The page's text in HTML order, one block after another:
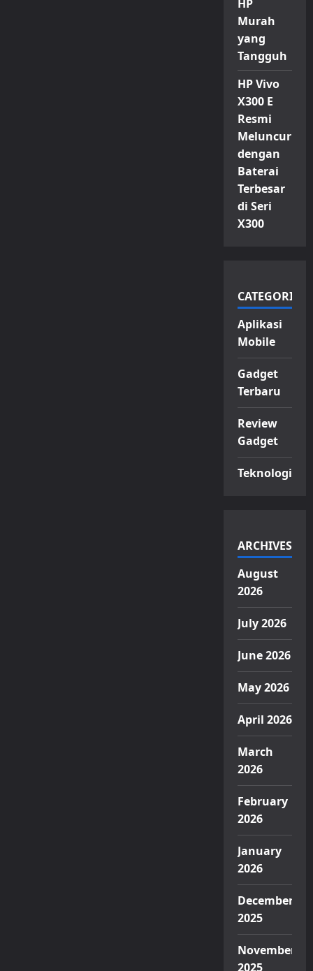
HP
Murah
yang
Tangguh
HP Vivo
X300 E
Resmi
Meluncur
dengan
Baterai
Terbesar
di Seri
X300
CATEGORIES
Aplikasi
Mobile
Gadget
Terbaru
Review
Gadget
Teknologi
ARCHIVES
August
2026
July 2026
June 2026
May 2026
April 2026
March
2026
February
2026
January
2026
December
2025
November
2025